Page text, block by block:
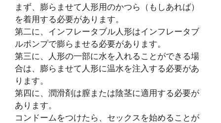
まず、膨らませて人形用のかつら（もしあれば）
を着用する必要があります。
第二に、インフレータブル人形はインフレータブ
ルポンプで膨らませる必要があります。
第三に、人形の一部に水を入れることができる場
合は、膨らませて人形に温水を注入する必要があ
ります。
第四に、潤滑剤は膣または陰茎に適用する必要が
あります。
コンドームをつけたら、セックスを始めることが